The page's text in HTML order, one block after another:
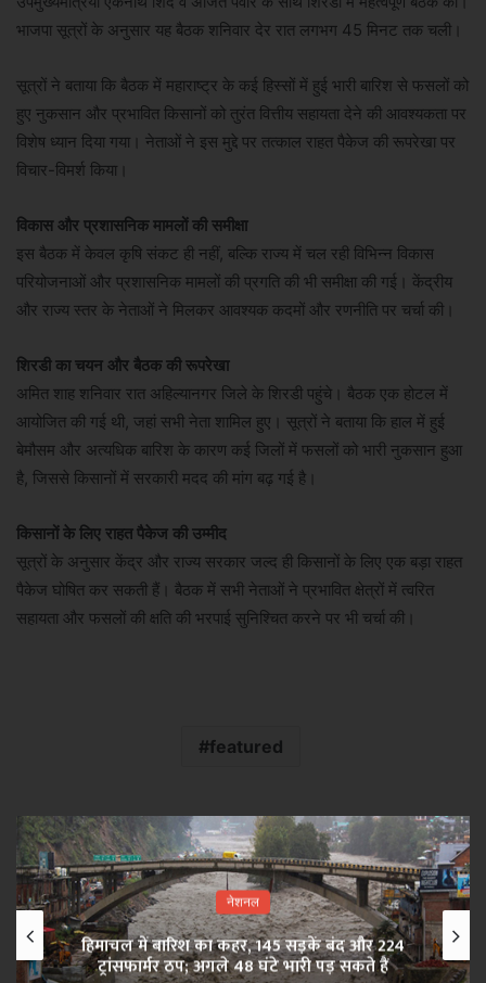
भाजपा सूत्रों के अनुसार यह बैठक शनिवार देर रात लगभग 45 मिनट तक चली।
सूत्रों ने बताया कि बैठक में महाराष्ट्र के कई हिस्सों में हुई भारी बारिश से फसलों को
हुए नुकसान और प्रभावित किसानों को तुरंत वित्तीय सहायता देने की आवश्यकता पर
विशेष ध्यान दिया गया। नेताओं ने इस मुद्दे पर तत्काल राहत पैकेज की रूपरेखा पर
विचार-विमर्श किया।
विकास और प्रशासनिक मामलों की समीक्षा
इस बैठक में केवल कृषि संकट ही नहीं, बल्कि राज्य में चल रही विभिन्न विकास
परियोजनाओं और प्रशासनिक मामलों की प्रगति की भी समीक्षा की गई। केंद्रीय
और राज्य स्तर के नेताओं ने मिलकर आवश्यक कदमों और रणनीति पर चर्चा की।
शिरडी का चयन और बैठक की रूपरेखा
अमित शाह शनिवार रात अहिल्यानगर जिले के शिरडी पहुंचे। बैठक एक होटल में
आयोजित की गई थी, जहां सभी नेता शामिल हुए। सूत्रों ने बताया कि हाल में हुई
बेमौसम और अत्यधिक बारिश के कारण कई जिलों में फसलों को भारी नुकसान हुआ
है, जिससे किसानों में सरकारी मदद की मांग बढ़ गई है।
किसानों के लिए राहत पैकेज की उम्मीद
सूत्रों के अनुसार केंद्र और राज्य सरकार जल्द ही किसानों के लिए एक बड़ा राहत
पैकेज घोषित कर सकती हैं। बैठक में सभी नेताओं ने प्रभावित क्षेत्रों में त्वरित
सहायता और फसलों की क्षति की भरपाई सुनिश्चित करने पर भी चर्चा की।
featured
नेशनल
हिमाचल में बारिश का कहर, 145 सड़कें बंद और 224
ट्रांसफार्मर ठप; अगले 48 घंटे भारी पड़ सकते हैं